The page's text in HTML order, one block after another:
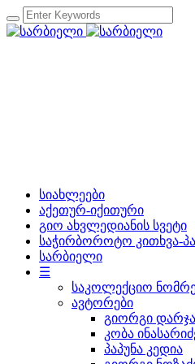
სიახლეები
აქეთურ-იქითური
გიო ახვლედიანის სვეტი
საჭირბოროტო კითხვა-
სარბიელი
☰
საკოლექციო
ავტორები
გიორგი
კობა
პაპუნა კედია